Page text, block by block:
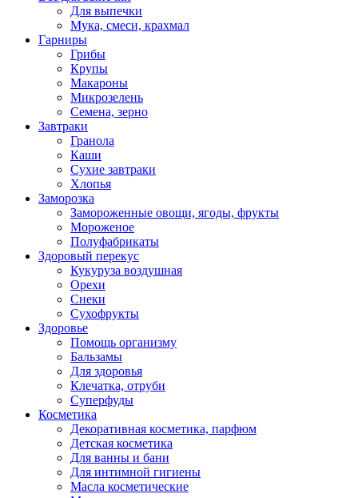
Для выпечки
Мука, смеси, крахмал
Гарниры
Грибы
Крупы
Макароны
Микрозелень
Семена, зерно
Завтраки
Гранола
Каши
Сухие завтраки
Хлопья
Заморозка
Замороженные овощи, ягоды, фрукты
Мороженое
Полуфабрикаты
Здоровый перекус
Кукуруза воздушная
Орехи
Снеки
Сухофрукты
Здоровье
Помощь организму
Бальзамы
Для здоровья
Клечатка, отруби
Суперфуды
Косметика
Декоративная косметика, парфюм
Детская косметика
Для ванны и бани
Для интимной гигиены
Масла косметические